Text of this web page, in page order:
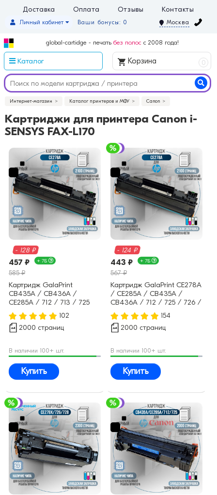
Доставка Оплата Отзывы Контакты
Ваши бонусы: 0
Личный кабинет Москва
global-cartidge - печать без полос с 2008 года!
Каталог Корзина 0
Интернет-магазин Каталог принтеров и МФУ Canon
Картриджи для принтера Canon i-
SENSYS FAX-L170
- 128 ₽
457 ₽ + 7Б
585 ₽
Картридж GalaPrint
CB435A / CB436A /
CE285A / 712 / 713 / 725
(№35A №36A №85A)
совместимый
102
2000 страниц
В наличии 100+ шт.
Купить
- 124 ₽
443 ₽ + 7Б
567 ₽
Картридж GalaPrint CE278A
/ CE285A / CB435A /
CB436A / 712 / 725 / 726 /
728 (78A 85A 35A 36A)
совместимый
154
2000 страниц
В наличии 100+ шт.
Купить